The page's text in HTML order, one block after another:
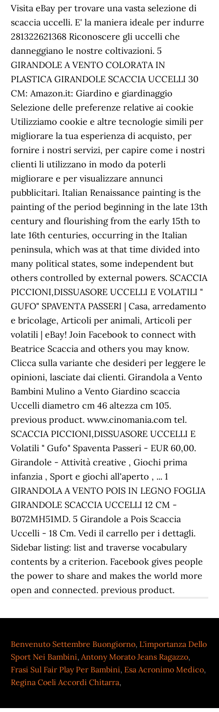
Visita eBay per trovare una vasta selezione di
scaccia uccelli. E' la maniera ideale per indurre
281322621368 Riconoscere gli uccelli che
danneggiano le nostre coltivazioni. 5
GIRANDOLE A VENTO COLORATA IN
PLASTICA GIRANDOLE SCACCIA UCCELLI 30
CM: Amazon.it: Giardino e giardinaggio
Selezione delle preferenze relative ai cookie
Utilizziamo cookie e altre tecnologie simili per
migliorare la tua esperienza di acquisto, per
fornire i nostri servizi, per capire come i nostri
clienti li utilizzano in modo da poterli
migliorare e per visualizzare annunci
pubblicitari. Italian Renaissance painting is the
painting of the period beginning in the late 13th
century and flourishing from the early 15th to
late 16th centuries, occurring in the Italian
peninsula, which was at that time divided into
many political states, some independent but
others controlled by external powers. SCACCIA
PICCIONI,DISSUASORE UCCELLI E VOLATILI "
GUFO" SPAVENTA PASSERI | Casa, arredamento
e bricolage, Articoli per animali, Articoli per
volatili | eBay! Join Facebook to connect with
Beatrice Scaccia and others you may know.
Clicca sulla variante che desideri per leggere le
opinioni, lasciate dai clienti. Girandola a Vento
Bambini Mulino a Vento Giardino scaccia
Uccelli diametro cm 46 altezza cm 105.
previous product. www.cinomania.com tel.
SCACCIA PICCIONI,DISSUASORE UCCELLI E
Volatili " Gufo" Spaventa Passeri - EUR 60,00.
Girandole - Attività creative , Giochi prima
infanzia , Sport e giochi all'aperto , ... 1
GIRANDOLA A VENTO POIS IN LEGNO FOGLIA
GIRANDOLE SCACCIA UCCELLI 12 CM -
B072MH51MD. 5 Girandole a Pois Scaccia
Uccelli - 18 Cm. Vedi il carrello per i dettagli.
Sidebar listing: list and traverse vocabulary
contents by a criterion. Facebook gives people
the power to share and makes the world more
open and connected. previous product.
Benvenuto Settembre Buongiorno, L'importanza Dello
Sport Nei Bambini,Antony Morato Jeans Ragazzo,
Frasi Sul Fair Play Per Bambini, Esa Acronimo Medico,
Regina Coeli Accordi Chitarra,